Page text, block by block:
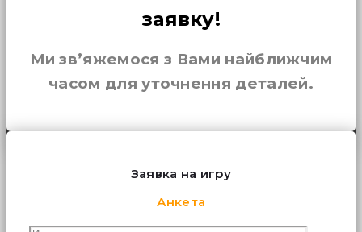
заявку!
Ми зв’яжемося з Вами найближчим
часом для уточнення деталей.
Заявка на игру
Анкета